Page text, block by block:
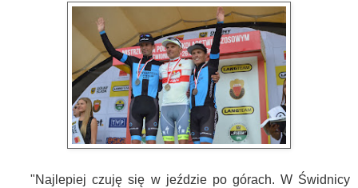
"Najlepiej czuję się w jeździe po górach. W Świdnicy